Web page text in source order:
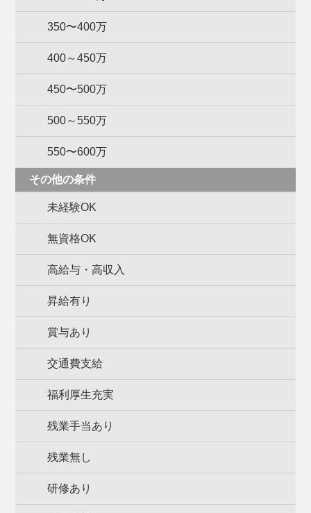
350〜400万
400～450万
450〜500万
500～550万
550〜600万
その他の条件
未経験OK
無資格OK
高給与・高収入
昇給有り
賞与あり
交通費支給
福利厚生充実
残業手当あり
残業無し
研修あり